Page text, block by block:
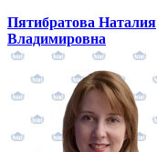
Пятибратова Наталия
Владимировна